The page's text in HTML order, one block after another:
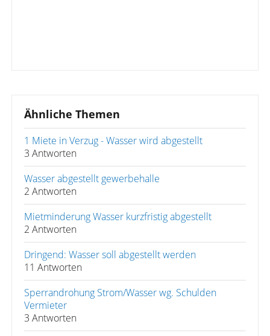
Ähnliche Themen
1 Miete in Verzug - Wasser wird abgestellt
3 Antworten
Wasser abgestellt gewerbehalle
2 Antworten
Mietminderung Wasser kurzfristig abgestellt
2 Antworten
Dringend: Wasser soll abgestellt werden
11 Antworten
Sperrandrohung Strom/Wasser wg. Schulden
Vermieter
3 Antworten